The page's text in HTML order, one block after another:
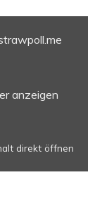
anzeigen
direkt öffnen